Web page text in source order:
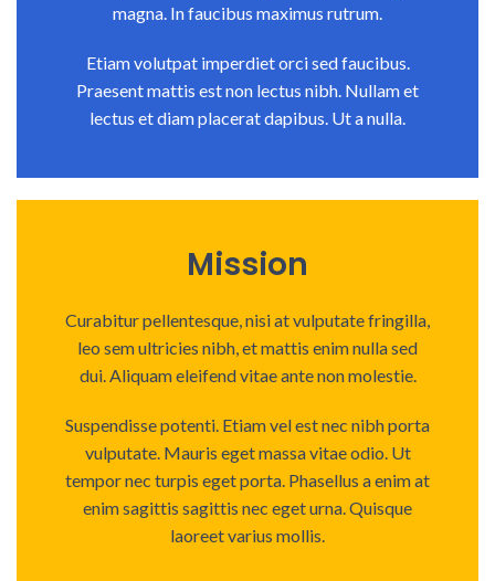
magna. In faucibus maximus rutrum.
Etiam volutpat imperdiet orci sed faucibus.
Praesent mattis est non lectus nibh. Nullam et
lectus et diam placerat dapibus. Ut a nulla.
Mission
Curabitur pellentesque, nisi at vulputate fringilla,
leo sem ultricies nibh, et mattis enim nulla sed
dui. Aliquam eleifend vitae ante non molestie.
Suspendisse potenti. Etiam vel est nec nibh porta
vulputate. Mauris eget massa vitae odio. Ut
tempor nec turpis eget porta. Phasellus a enim at
enim sagittis sagittis nec eget urna. Quisque
laoreet varius mollis.